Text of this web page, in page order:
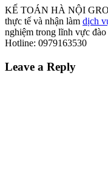
KẾ TOÁN HÀ NỘI
thực tế và nhận làm dịch
nghiệm trong lĩnh vực
Hotline: 0979163530
Reader
Leave a Reply